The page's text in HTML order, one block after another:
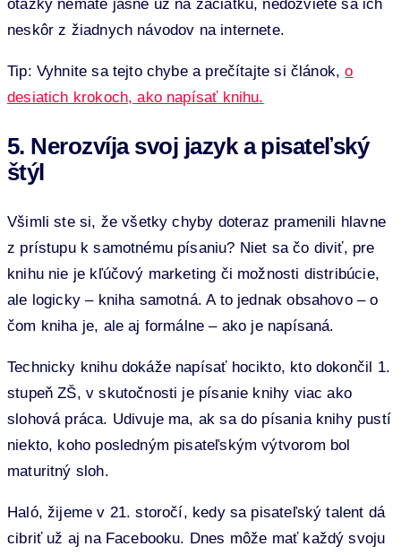
otázky nemáte jasné už na začiatku, nedozviete sa ich
neskôr z žiadnych návodov na internete.
Tip: Vyhnite sa tejto chybe a prečítajte si článok,o
desiatich krokoch, ako napísať knihu.
5. Nerozvíja svoj jazyk a pisateľský
štýl
Všimli ste si, že všetky chyby doteraz pramenili hlavne
z prístupu k samotnému písaniu? Niet sa čo diviť, pre
knihu nie je kľúčový marketing či možnosti distribúcie,
ale logicky – kniha samotná. A to jednak obsahovo – o
čom kniha je, ale aj formálne – ako je napísaná.
Technicky knihu dokáže napísať hocikto, kto dokončil 1.
stupeň ZŠ, v skutočnosti je písanie knihy viac ako
slohová práca. Udivuje ma, ak sa do písania knihy pustí
niekto, koho posledným pisateľským výtvorom bol
maturitný sloh.
Haló, žijeme v 21. storočí, kedy sa pisateľský talent dá
cibriť už aj na Facebooku. Dnes môže mať každý svoju